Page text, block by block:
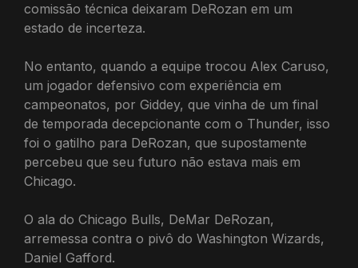
comissão técnica deixaram DeRozan em um
estado de incerteza.
No entanto, quando a equipe trocou Alex Caruso,
um jogador defensivo com experiência em
campeonatos, por Giddey, que vinha de um final
de temporada decepcionante com o Thunder, isso
foi o gatilho para DeRozan, que supostamente
percebeu que seu futuro não estava mais em
Chicago.
O ala do Chicago Bulls, DeMar DeRozan,
arremessa contra o pivô do Washington Wizards,
Daniel Gafford.